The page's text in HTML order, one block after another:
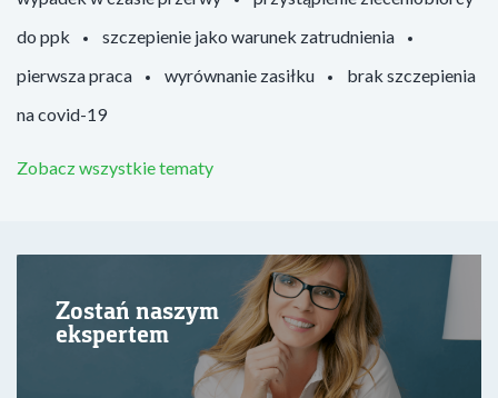
do ppk
szczepienie jako warunek zatrudnienia
pierwsza praca
wyrównanie zasiłku
brak szczepienia
na covid-19
Zobacz wszystkie tematy
Zostań naszym
ekspertem